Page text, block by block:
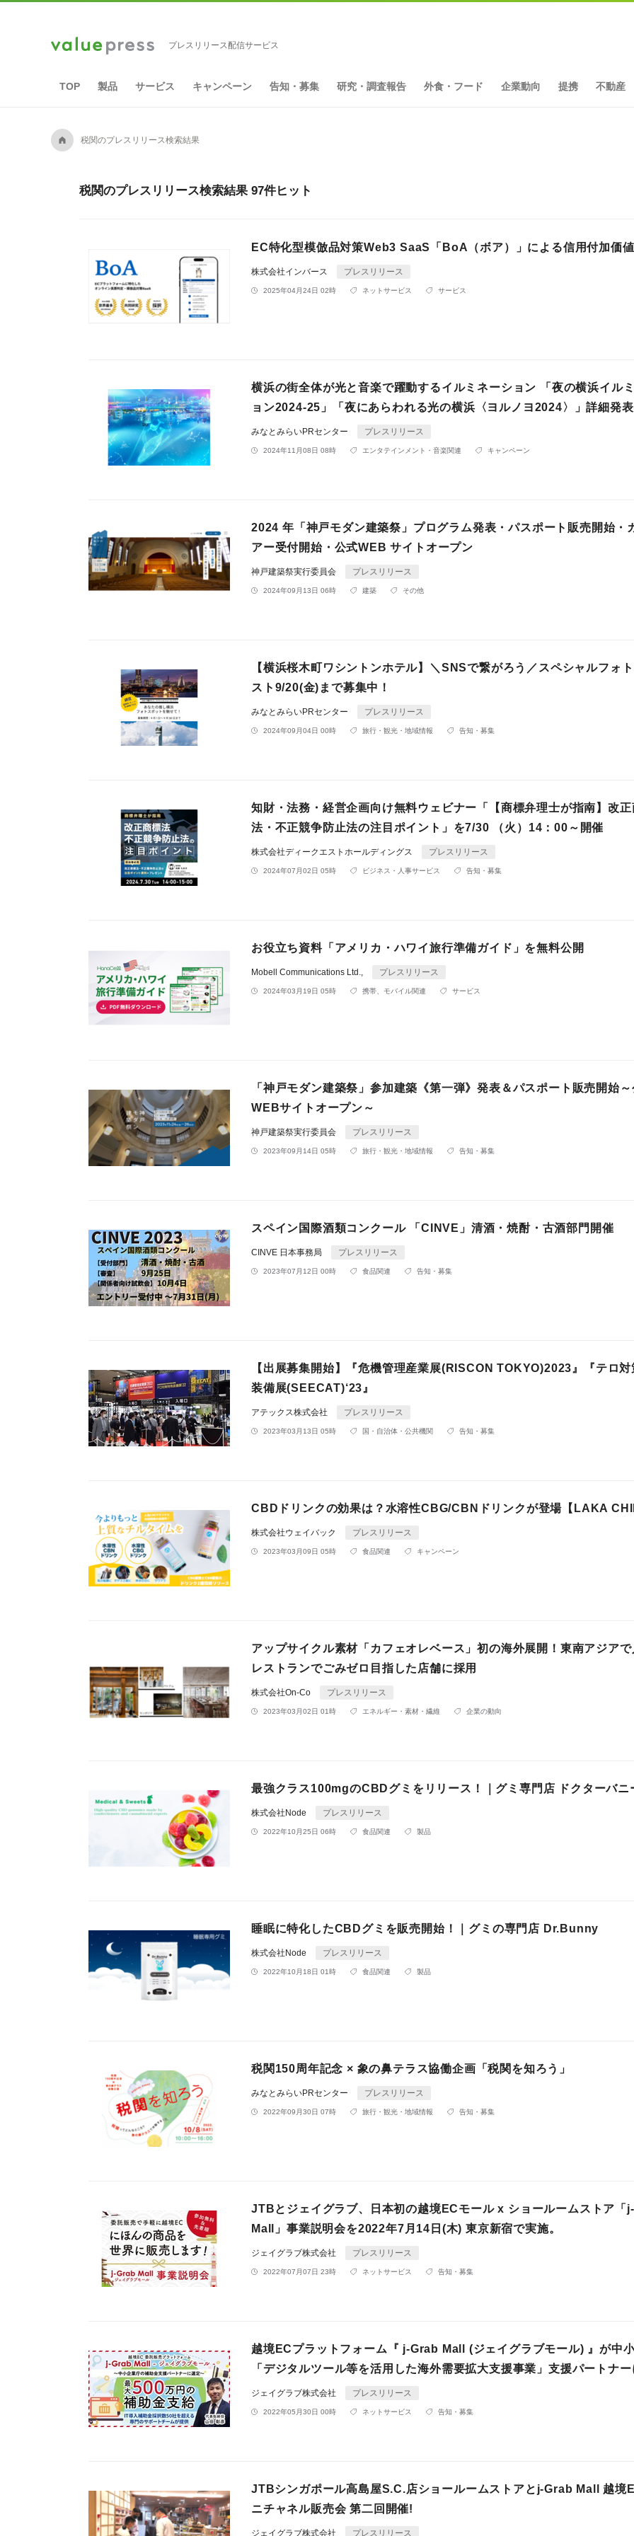
プレスリリース配信サービス
TOP 製品 サービス キャンペーン 告知・募集 研究・調査報告 外食・フード 企業動向 提携 不動産
A 税関のプレスリリース検索結果
税関のプレスリリース検索結果 97件ヒット
EC特化型模倣品対策Web3 SaaS「BoA（ボア）」による信用付加価
株式会社インバース プレスリリース
2025年04月24日 02時 ネットサービス サービス
横浜の街全体が光と音楽で躍動するイルミネーション 「夜の横浜イル
ョン2024-25」「夜にあらわれる光の横浜〈ヨルノヨ2024〉」詳細発
みなとみらいPRセンター プレスリリース
2024年11月08日 08時 エンタテインメント・音楽関連 キャンペーン
2024 年「神戸モダン建築祭」プログラム発表・パスポート販売開始・
アー受付開始・公式WEB サイトオープン
神戸建築祭実行委員会 プレスリリース
2024年09月13日 06時 建築 その他
【横浜桜木町ワシントンホテル】＼SNSで繋がろう／スペシャルフォ
スト9/20(金)まで募集中！
みなとみらいPRセンター プレスリリース
2024年09月04日 00時 旅行・観光・地域情報 告知・募集
知財・法務・経営企画向け無料ウェビナー「【商標弁理士が指南】改正
法・不正競争防止法の注目ポイント」を7/30 （火）14：00～開催
株式会社ディークエストホールディングス プレスリリース
2024年07月02日 05時 ビジネス・人事サービス 告知・募集
お役立ち資料「アメリカ・ハワイ旅行準備ガイド」を無料公開
Mobell Communications Ltd., プレスリリース
2024年03月19日 05時 携帯、モバイル関連 サービス
「神戸モダン建築祭」参加建築《第一弾》発表＆パスポート販売開始
WEBサイトオープン～
神戸建築祭実行委員会 プレスリリース
2023年09月14日 05時 旅行・観光・地域情報 告知・募集
スペイン国際酒類コンクール 「CINVE」清酒・焼酎・古酒部門開催
CINVE 日本事務局 プレスリリース
2023年07月12日 00時 食品関連 告知・募集
【出展募集開始】『危機管理産業展(RISCON TOKYO)2023』『テロ対
装備展(SEECAT)‘23』
アテックス株式会社 プレスリリース
2023年03月13日 05時 国・自治体・公共機関 告知・募集
CBDドリンクの効果は？水溶性CBG/CBNドリンクが登場【LAKA
株式会社ウェイバック プレスリリース
2023年03月09日 05時 食品関連 キャンペーン
アップサイクル素材「カフェオレベース」初の海外展開！東南アジア
レストランでごみゼロ目指した店舗に採用
株式会社On-Co プレスリリース
2023年03月02日 01時 エネルギー・素材・繊維 企業の動向
最強クラス100mgのCBDグミをリリース！｜グミ専門店 ドクターバニ
株式会社Node プレスリリース
2022年10月25日 06時 食品関連 製品
睡眠に特化したCBDグミを販売開始！｜グミの専門店 Dr.Bunny
株式会社Node プレスリリース
2022年10月18日 01時 食品関連 製品
税関150周年記念 × 象の鼻テラス協働企画「税関を知ろう」
みなとみらいPRセンター プレスリリース
2022年09月30日 07時 旅行・観光・地域情報 告知・募集
JTBとジェイグラブ、日本初の越境ECモール x ショールームストア「
Mall」事業説明会を2022年7月14日(木) 東京新宿で実施。
ジェイグラブ株式会社 プレスリリース
2022年07月07日 23時 ネットサービス 告知・募集
越境ECプラットフォーム『 j-Grab Mall (ジェイグラブモール) 』が中
「デジタルツール等を活用した海外需要拡大支援事業」支援パートナ
ジェイグラブ株式会社 プレスリリース
2022年05月30日 00時 ネットサービス 告知・募集
JTBシンガポール高島屋S.C.店ショールームストアとj-Grab Mall 越境
ニチャネル販売会 第二回開催!
ジェイグラブ株式会社 プレスリリース